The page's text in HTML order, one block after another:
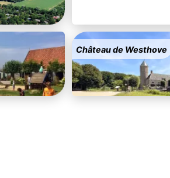
Château de Westhove